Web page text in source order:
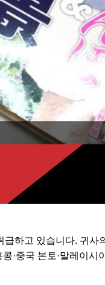
하고 있습니다. 귀사
·중국 본토·말레이